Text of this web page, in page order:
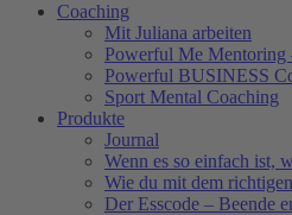
Coaching
Mit Juliana arbeiten
Powerful Me Mentoring
Powerful BUSINESS
Sport Mental Coaching
Produkte
Journal
Wenn es so einfach ist,
Wie du mit dem
Der Esscode – Beende